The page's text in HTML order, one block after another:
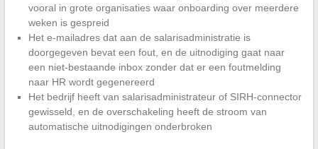
vooral in grote organisaties waar onboarding over meerdere
weken is gespreid
Het e-mailadres dat aan de salarisadministratie is
doorgegeven bevat een fout, en de uitnodiging gaat naar
een niet-bestaande inbox zonder dat er een foutmelding
naar HR wordt gegenereerd
Het bedrijf heeft van salarisadministrateur of SIRH-connector
gewisseld, en de overschakeling heeft de stroom van
automatische uitnodigingen onderbroken